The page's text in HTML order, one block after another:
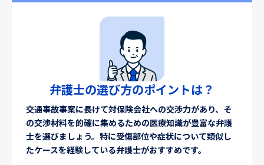
弁護士の選び方のポイントは？
交通事故事案に長けて対保険会社への交渉力があり、そ
の交渉材料を的確に集めるための医療知識が豊富な弁護
士を選びましょう。特に受傷部位や症状について類似し
たケースを経験している弁護士がおすすめです。